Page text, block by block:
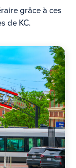
grâce à ces
de KC.